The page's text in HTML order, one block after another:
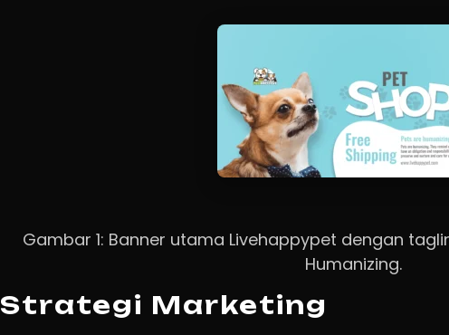
Gambar 1: Banner utama Livehappypet dengan
Humanizing.
Strategi Marketing